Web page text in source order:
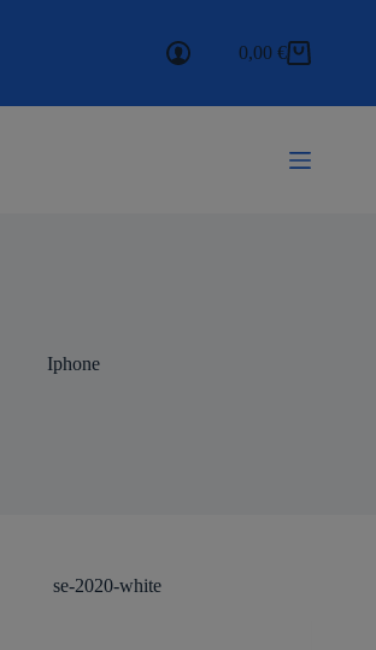
γραμμή εργαλείων
0,00€
Iphone